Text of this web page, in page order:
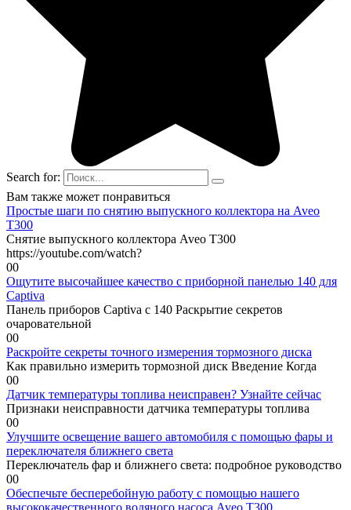
Search for:
Вам также может понравиться
Простые шаги по снятию выпускного коллектора на Aveo
T300
Снятие выпускного коллектора Aveo T300
https://youtube.com/watch?
00
Ощутите высочайшее качество с приборной панелью 140 для
Captiva
Панель приборов Captiva с 140 Раскрытие секретов
очаровательной
00
Раскройте секреты точного измерения тормозного диска
Как правильно измерить тормозной диск Введение Когда
00
Датчик температуры топлива неисправен? Узнайте сейчас
Признаки неисправности датчика температуры топлива
00
Улучшите освещение вашего автомобиля с помощью фары и
переключателя ближнего света
Переключатель фар и ближнего света: подробное руководство
00
Обеспечьте бесперебойную работу с помощью нашего
высококачественного водяного насоса Aveo T300.